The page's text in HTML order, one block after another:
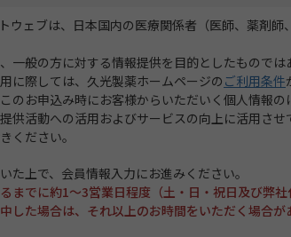
ウェブは、日本国内の医療関係者（医師、薬剤
一般の方に対する情報提供を目的としたものでは
に際しては、久光製薬ホームページのご利用条件
のお申込み時にお客様からいただいく個人情報
供活動への活用およびサービスの向上に活用さ
ください。
た上で、会員情報入力にお進みください。
までに約1～3営業日程度（土・日・祝日及び弊社
した場合は、それ以上のお時間をいただく場合が